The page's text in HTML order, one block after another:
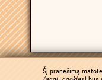
Šį pranešimą